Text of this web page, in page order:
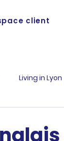
client
Living in Lyon